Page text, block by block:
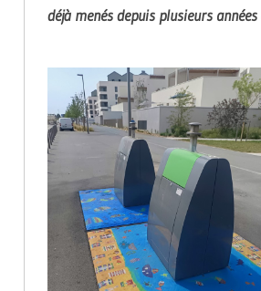
déjà menés depuis plusieurs